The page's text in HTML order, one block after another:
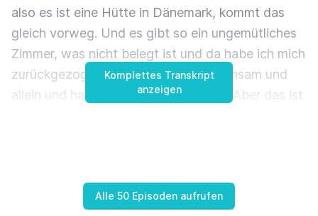
Komplettes Transkript
anzeigen
also es ist eine Hütte in Dänemark, kommt das
gleich vorweg. Und es gibt so ein ungemütliches
Zimmer, was nicht belegt ist und da habe ich mich
zurückgezogen und sitze hier ganz einsam und
allein und habe nicht mal ein Getränk.
Aber das ist
Ja, ich habe hier irgendwie auch nicht so die
Alle 50 Episoden aufrufen